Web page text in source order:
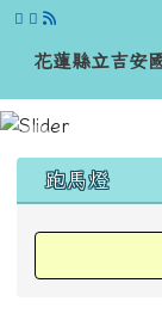
跳至主內容區
花蓮縣立
花蓮縣立吉安
上中區域內
跑馬燈
頁尾區域